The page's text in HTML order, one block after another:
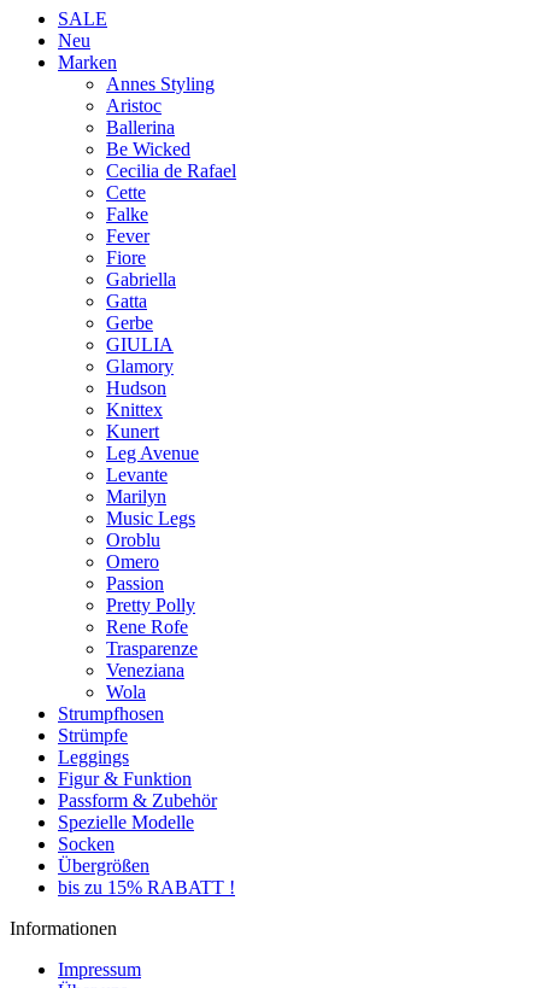
SALE
Neu
Marken
Annes Styling
Aristoc
Ballerina
Be Wicked
Cecilia de Rafael
Cette
Falke
Fever
Fiore
Gabriella
Gatta
Gerbe
GIULIA
Glamory
Hudson
Knittex
Kunert
Leg Avenue
Levante
Marilyn
Music Legs
Oroblu
Omero
Passion
Pretty Polly
Rene Rofe
Trasparenze
Veneziana
Wola
Strumpfhosen
Strümpfe
Leggings
Figur & Funktion
Passform & Zubehör
Spezielle Modelle
Socken
Übergrößen
bis zu 15% RABATT !
Informationen
Impressum